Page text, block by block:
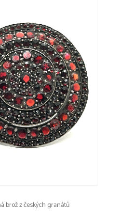
brož z českých granátů